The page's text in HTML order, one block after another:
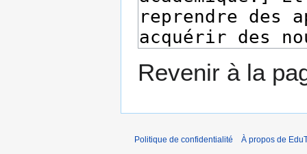
Revenir à la
Politique de confidentialité À propos de